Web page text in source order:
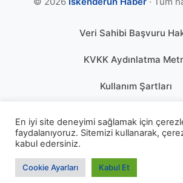
Veri Sahibi Başvuru
KVKK Aydınlatma
Kullanım Şartları
Çerez Politikası
KÜNYE
En iyi site deneyimi sağlamak için
faydalanıyoruz. Sitemizi kullanarak,
kabul edersiniz.
Cookie Ayarları Kabul Et